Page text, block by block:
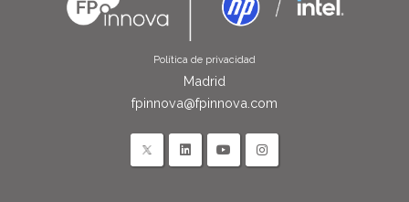
Política de privacidad
Madrid
fpinnova@fpinnova.com